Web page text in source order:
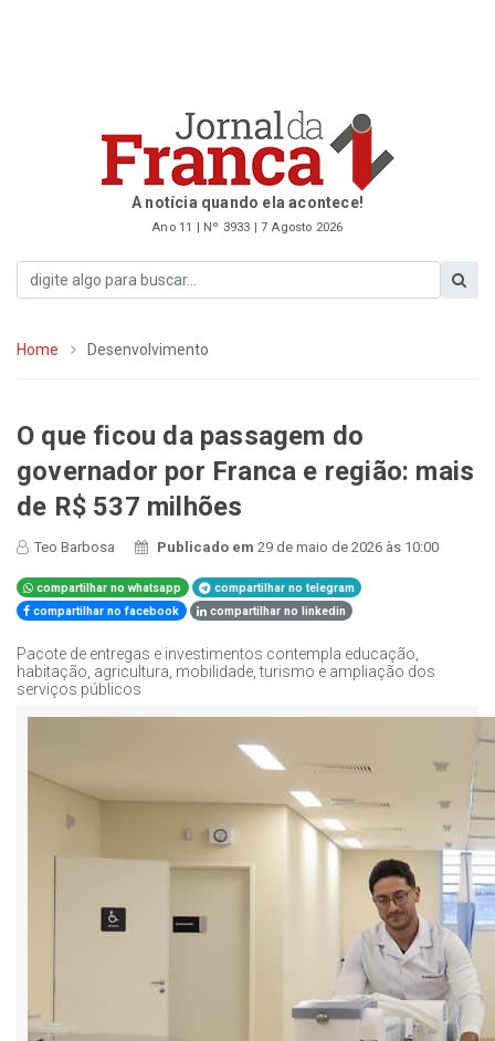
A notícia quando ela acontece!
Ano 11 | Nº 3933 | 7 Agosto 2026
Home Desenvolvimento
O que ficou da passagem do
governador por Franca e região: mais
de R$ 537 milhões
Teo Barbosa Publicado em29 de maio de 2026 às 10:00
compartilhar no whatsapp
compartilhar no telegram
compartilhar no facebook
compartilhar no linkedin
Pacote de entregas e investimentos contempla educação,
habitação, agricultura, mobilidade, turismo e ampliação dos
serviços públicos